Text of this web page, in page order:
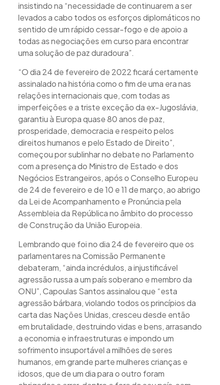
insistindo na “necessidade de continuarem a ser
levados a cabo todos os esforços diplomáticos no
sentido de um rápido cessar-fogo e de apoio a
todas as negociações em curso para encontrar
uma solução de paz duradoura”.
“O dia 24 de fevereiro de 2022 ficará certamente
assinalado na história como o fim de uma era nas
relações internacionais que, com todas as
imperfeições e a triste exceção da ex-Jugoslávia,
garantiu à Europa quase 80 anos de paz,
prosperidade, democracia e respeito pelos
direitos humanos e pelo Estado de Direito”,
começou por sublinhar no debate no Parlamento
com a presença do Ministro de Estado e dos
Negócios Estrangeiros, após o Conselho Europeu
de 24 de fevereiro e de 10 e 11 de março, ao abrigo
da Lei de Acompanhamento e Pronúncia pela
Assembleia da República no âmbito do processo
de Construção da União Europeia.
Lembrando que foi no dia 24 de fevereiro que os
parlamentares na Comissão Permanente
debateram, “ainda incrédulos, a injustificável
agressão russa a um país soberano e membro da
ONU”, Capoulas Santos assinalou que “esta
agressão bárbara, violando todos os princípios da
carta das Nações Unidas, cresceu desde então
em brutalidade, destruindo vidas e bens, arrasando
a economia e infraestruturas e impondo um
sofrimento insuportável a milhões de seres
humanos, em grande parte mulheres crianças e
idosos, que de um dia para o outro foram